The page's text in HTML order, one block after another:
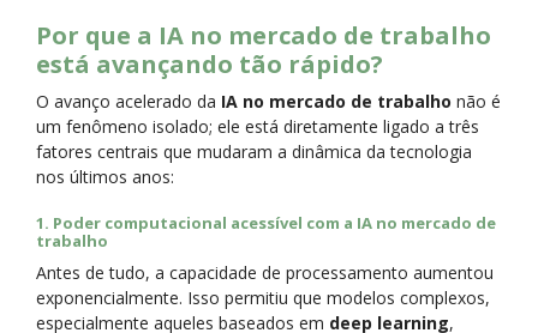
Por que a IA no mercado de trabalho
está avançando tão rápido?
O avanço acelerado da IA no mercado de trabalho não é
um fenômeno isolado; ele está diretamente ligado a três
fatores centrais que mudaram a dinâmica da tecnologia
nos últimos anos:
1. Poder computacional acessível com a IA no mercado de
trabalho
Antes de tudo, a capacidade de processamento aumentou
exponencialmente. Isso permitiu que modelos complexos,
especialmente aqueles baseados em deep learning,